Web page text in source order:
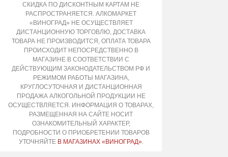
СКИДКА ПО ДИСКОНТНЫМ КАРТАМ НЕ
РАСПРОСТРАНЯЕТСЯ. АЛКОМАРКЕТ
«ВИНОГРАД» НЕ ОСУЩЕСТВЛЯЕТ
ДИСТАНЦИОННУЮ ТОРГОВЛЮ, ДОСТАВКА
ТОВАРА НЕ ПРОИЗВОДИТСЯ, ОПЛАТА ТОВАРА
ПРОИСХОДИТ НЕПОСРЕДСТВЕННО В
МАГАЗИНЕ В СООТВЕТСТВИИ С
ДЕЙСТВУЮЩИМ ЗАКОНОДАТЕЛЬСТВОМ РФ И
РЕЖИМОМ РАБОТЫ МАГАЗИНА,
КРУГЛОСУТОЧНАЯ И ДИСТАНЦИОННАЯ
ПРОДАЖА АЛКОГОЛЬНОЙ ПРОДУКЦИИ НЕ
ОСУЩЕСТВЛЯЕТСЯ. ИНФОРМАЦИЯ О ТОВАРАХ,
РАЗМЕЩЕННАЯ НА САЙТЕ НОСИТ
ОЗНАКОМИТЕЛЬНЫЙ ХАРАКТЕР,
ПОДРОБНОСТИ О ПРИОБРЕТЕНИИ ТОВАРОВ
УТОЧНЯЙТЕ В МАГАЗИНАХ «ВИНОГРАД».